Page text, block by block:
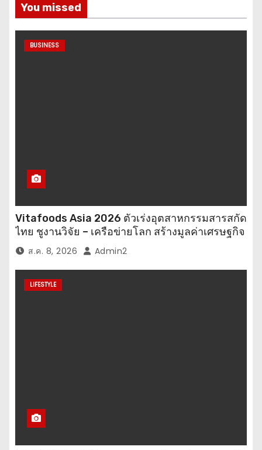
You missed
BUSINESS
Vitafoods Asia 2026 ตัวเร่งอุตสาหกรรมสารสกัด
ไทย ชูงานวิจัย – เครือข่ายโลก สร้างมูลค่าเศรษฐกิจ
ใหม่ ขานรับตลาดโภชนาการสุขภาพโลกโตทะลุ
ล้านล้านดอลลาร์
ส.ค. 8, 2026 Admin2
LIFESTYLE